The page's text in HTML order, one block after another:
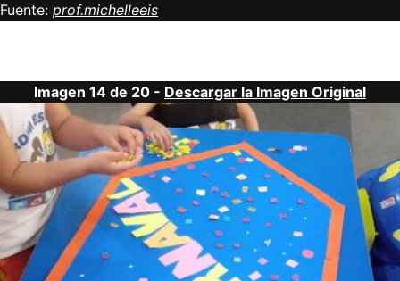
Fuente: prof.michelleeis
Imagen 14 de 20 - Descargar la Imagen Original